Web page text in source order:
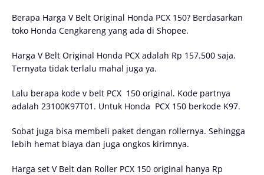
Berapa Harga V Belt Original Honda PCX 150? Berdasarkan
toko Honda Cengkareng yang ada di Shopee.
Harga V Belt Original Honda PCX adalah Rp 157.500 saja.
Ternyata tidak terlalu mahal juga ya.
Lalu berapa kode v belt PCX 150 original. Kode partnya
adalah 23100K97T01. Untuk Honda PCX 150 berkode K97.
Sobat juga bisa membeli paket dengan rollernya. Sehingga
lebih hemat biaya dan juga ongkos kirimnya.
Harga set V Belt dan Roller PCX 150 original hanya Rp